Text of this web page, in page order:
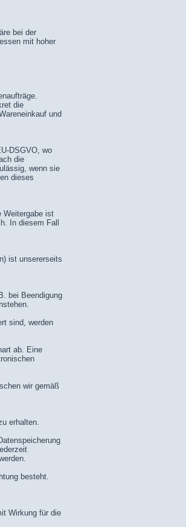
bei der
mit hoher
die
und
DSGVO, wo
die
wenn sie
dieses
Weitergabe ist
In diesem Fall
ist unsererseits
bei Beendigung
sind, werden
ab. Eine
wir gemäß
erhalten.
besteht.
Wirkung für die